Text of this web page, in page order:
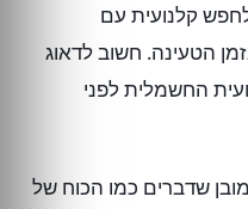
קלנועית עם
הטעינה. חשוב לדאוג
החשמלית לפני
שדברים כמו הכוח של